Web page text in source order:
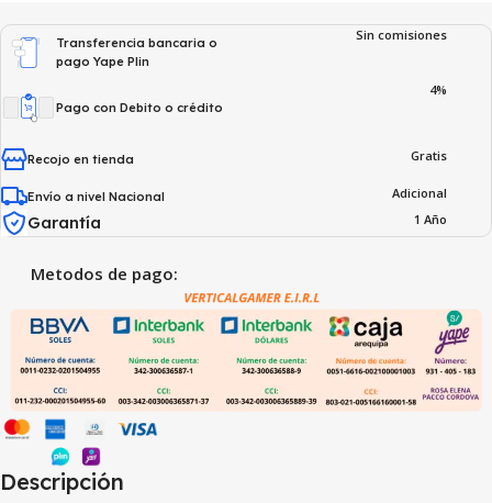
Transferencia bancaria o
pago Yape Plin
Sin comisiones
Pago con Debito o crédito
4%
Recojo en tienda Gratis
Envío a nivel Nacional Adicional
Garantía 1 Año
Metodos de pago:
Descripción